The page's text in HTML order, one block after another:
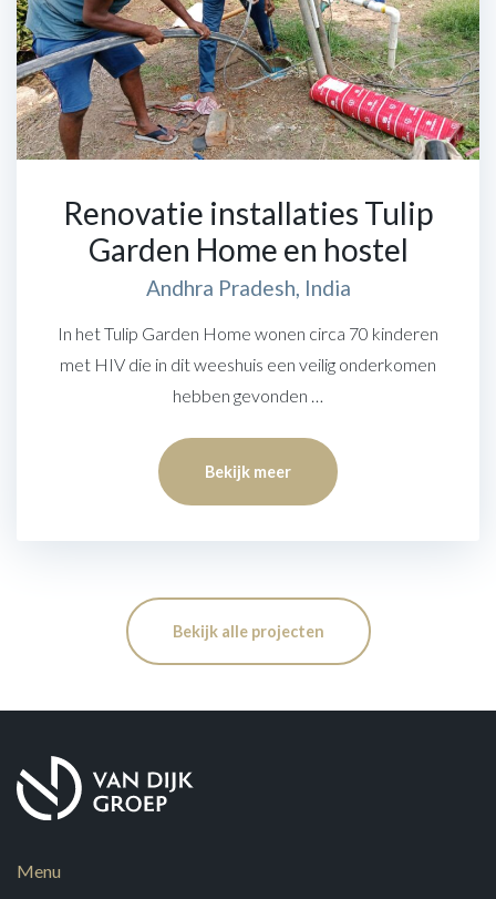
Renovatie installaties Tulip
Garden Home en hostel
Andhra Pradesh, India
In het Tulip Garden Home wonen circa 70 kinderen
met HIV die in dit weeshuis een veilig onderkomen
hebben gevonden …
Bekijk meer
Bekijk alle projecten
Menu